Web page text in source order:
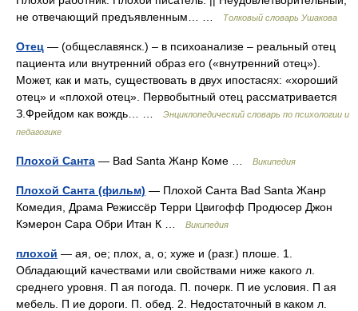
не отвечающий предъявленным… …
Толковый словарь Ушакова
Отец — (общеславянск.) – в психоанализе – реальный отец
пациента или внутренний образ его («внутренний отец»).
Может, как и мать, существовать в двух ипостасях: «хороший
отец» и «плохой отец». Первобытный отец рассматривается
З.Фрейдом как вождь… …
Энциклопедический словарь по психологии и
педагогике
Плохой Санта — Bad Santa Жанр Коме … Википедия
Плохой Санта (фильм) — Плохой Санта Bad Santa Жанр
Комедия, Драма Режиссёр Терри Цвигофф Продюсер Джон
Кэмерон Сара Обри Итан К …
Википедия
плохой — ая, ое; плох, а, о; хуже и (разг.) плоше. 1.
Обладающий качествами или свойствами ниже какого л.
среднего уровня. П ая погода. П. почерк. П ие условия. П ая
мебель. П ие дороги. П. обед. 2. Недостаточный в каком л.